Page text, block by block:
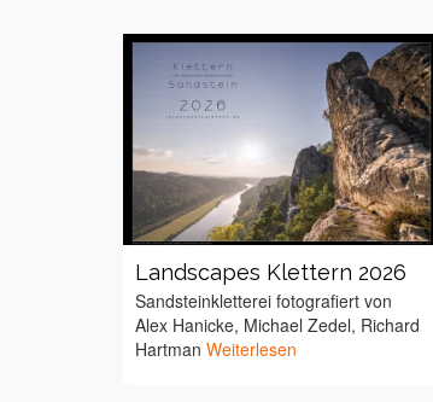
Landscapes Klettern 2026
Sandsteinkletterei fotografiert von
Alex Hanicke, Michael Zedel, Richard
Hartman Weiterlesen